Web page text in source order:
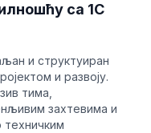
са 1C
и структуиран
и развоју.
тима,
захтевима и
техничким